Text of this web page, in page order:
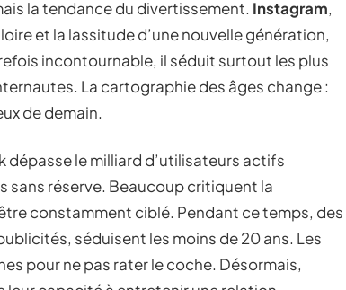
la tendance du divertissement. Instagram,
et la lassitude d’une nouvelle génération,
incontournable, il séduit surtout les plus
La cartographie des âges change :
de demain.
dépasse le milliard d’utilisateurs actifs
sans réserve. Beaucoup critiquent la
constamment ciblé. Pendant ce temps, des
séduisent les moins de 20 ans. Les
pour ne pas rater le coche. Désormais,